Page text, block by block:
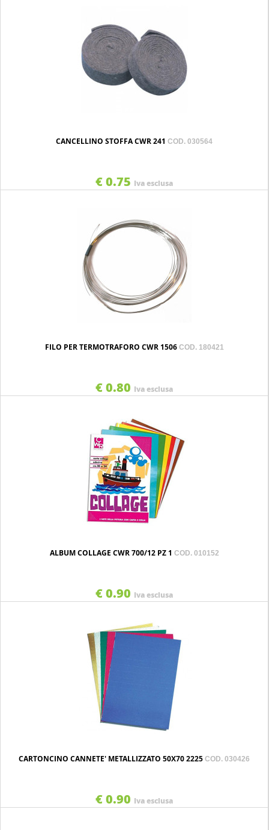
CANCELLINO STOFFA CWR 241 COD. 030564
€ 0.75 Iva esclusa
FILO PER TERMOTRAFORO CWR 1506 COD. 180421
€ 0.80 Iva esclusa
ALBUM COLLAGE CWR 700/12 PZ 1 COD. 010152
€ 0.90 Iva esclusa
CARTONCINO CANNETE' METALLIZZATO 50X70 2225 COD. 030426
€ 0.90 Iva esclusa